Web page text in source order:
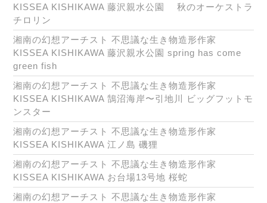
KISSEA KISHIKAWA 藤沢親水公園 秋のオーケストラ
チロリン
湘南の幻想アーチスト 不思議な生き物造形作家
KISSEA KISHIKAWA 藤沢親水公園 spring has come
green fish
湘南の幻想アーチスト 不思議な生き物造形作家
KISSEA KISHIKAWA 鵠沼海岸〜引地川 ビッグフットモ
ンスター
湘南の幻想アーチスト 不思議な生き物造形作家
KISSEA KISHIKAWA 江ノ島 磯狸
湘南の幻想アーチスト 不思議な生き物造形作家
KISSEA KISHIKAWA お台場13号地 桜蛇
湘南の幻想アーチスト 不思議な生き物造形作家